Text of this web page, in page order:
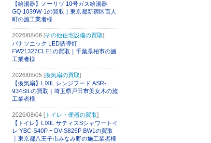
【給湯器】ノーリツ 10号ガス給湯器
GQ-1039W-1の買取｜東京都新宿区百人
町の施工業者様
2026/08/06 [その他住宅設備の買取]
パナソニック LED誘導灯
FW21327CLE1の買取｜千葉県柏市の施
工業者様
2026/08/05 [換気扇の買取]
【換気扇】LIXIL レンジフード ASR-
934SILの買取｜埼玉県戸田市美女木の施
工業者様
2026/08/04 [トイレ・便器の買取]
【トイレ】LIXIL サティスSシャワートイ
レ YBC-S40P + DV-S826P BW1の買取
｜東京都八王子市みなみ野の施工業者様